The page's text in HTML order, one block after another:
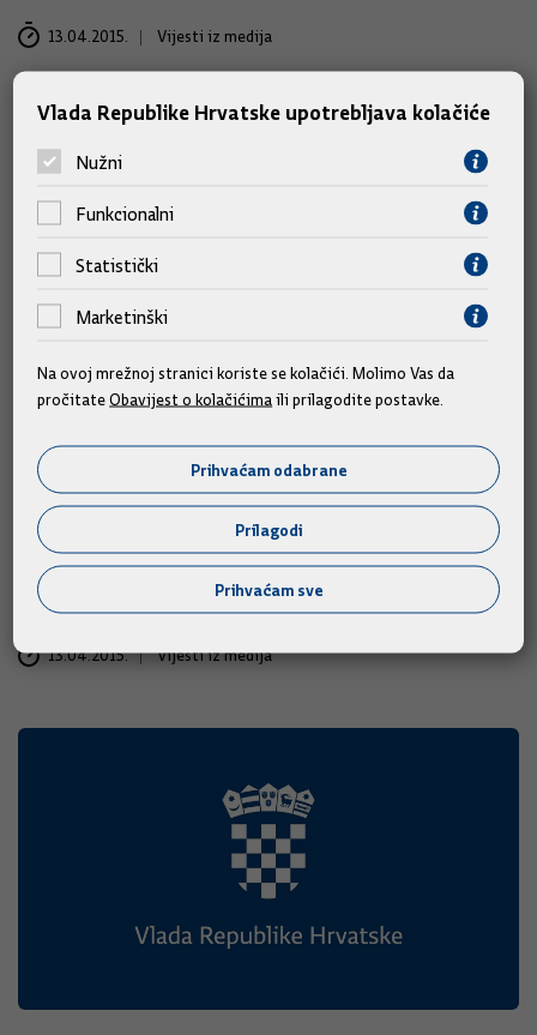
13.04.2015. Vijesti iz medija
posto
U Hrvatskoj je u veljači promet u trgovini na malo realno
porastao za 1,9 posto na godišnjoj razini, već sedmi mjesec
zaredom, potvrdili su u ponedjeljak konačni podaci Državnog
zavoda za statistiku.
13.04.2015. Vijesti iz medija
Vlada Republike Hrvatske upotrebljava kolačiće
Nužni
Funkcionalni
Statistički
Marketinški
Na ovoj mrežnoj stranici koriste se kolačići. Molimo Vas da
pročitateObavijest o kolačićimaili prilagodite postavke.
Prihvaćam odabrane
Prilagodi
Prihvaćam sve